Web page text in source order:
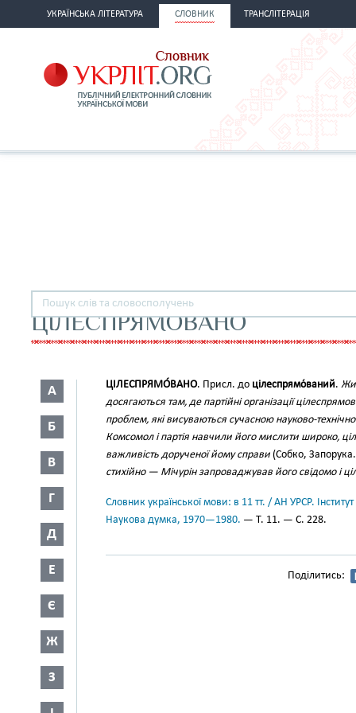
УКРАЇНСЬКА ЛІТЕРАТУРА СЛОВНИК ТРАНСЛІТЕРАЦІЯ
ЦІЛЕСПРЯМОВАНО
А
Б
В
Г
Д
Е
Є
Ж
З
ЦІЛЕСПРЯМО́ВАНО. Присл. до цілеспрямо́ваний.
досягаються там, де партійні організації
проблем, які висуваються сучасною науково-
Комсомол і партія навчили його мислити широко,
важливість дорученої йому справи (Собко,
стихійно — Мічурін запроваджував його свідомо і
Словник української мови: в 11 тт. / АН УРСР.
Наукова думка, 1970—1980. — Т. 11. — С. 228.
Поділитись: